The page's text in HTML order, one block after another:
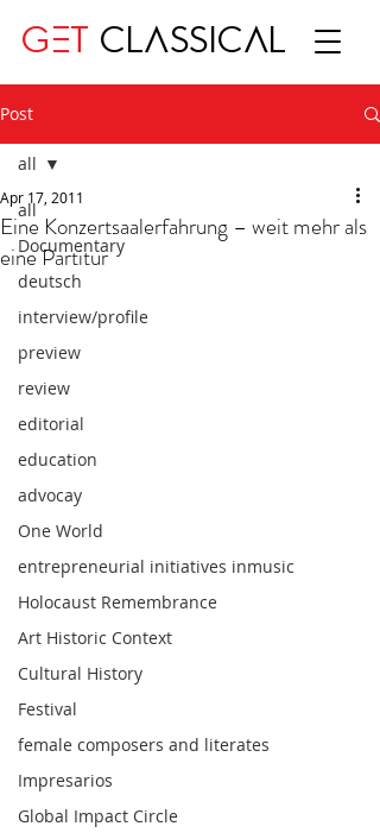
GET CLASSICAL
Post
all
Documentary
deutsch
interview/profile
preview
review
editorial
education
advocay
One World
entrepreneurial initiatives inmusic
Holocaust Remembrance
Art Historic Context
Cultural History
Festival
female composers and literates
Impresarios
Global Impact Circle
all
Eine Konzertsaalerfahrung – weit mehr als
eine Partitur
Apr 17, 2011